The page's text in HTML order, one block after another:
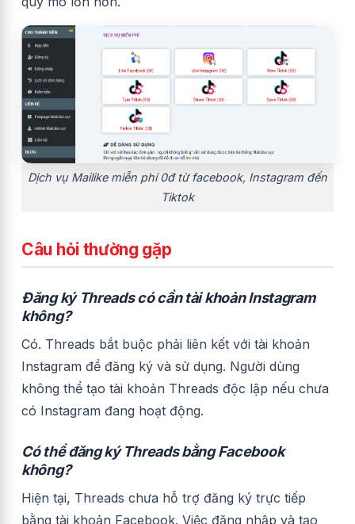
Dịch vụ Mailike miễn phí 0đ từ facebook, Instagram đến
Tiktok
Câu hỏi thường gặp
Đăng ký Threads có cần tài khoản Instagram
không?
Có. Threads bắt buộc phải liên kết với tài khoản
Instagram để đăng ký và sử dụng. Người dùng
không thể tạo tài khoản Threads độc lập nếu chưa
có Instagram đang hoạt động.
Có thể đăng ký Threads bằng Facebook
không?
Hiện tại, Threads chưa hỗ trợ đăng ký trực tiếp
bằng tài khoản Facebook. Việc đăng nhập và tạo